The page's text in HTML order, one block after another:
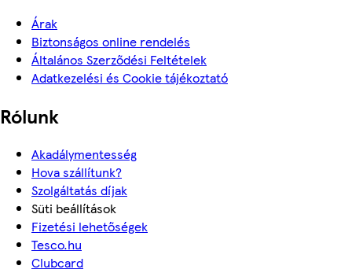
Árak
Biztonságos online rendelés
Általános Szerződési Feltételek
Adatkezelési és Cookie tájékoztató
Rólunk
Akadálymentesség
Hova szállítunk?
Szolgáltatás díjak
Süti beállítások
Fizetési lehetőségek
Tesco.hu
Clubcard